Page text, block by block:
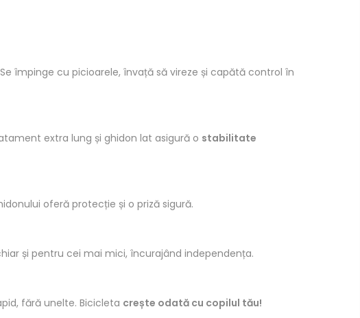
împinge cu picioarele, învață să vireze și capătă control în
extra lung și ghidon lat asigură o stabilitate
oferă protecție și o priză sigură.
și pentru cei mai mici, încurajând independența.
fără unelte. Bicicleta crește odată cu copilul tău!